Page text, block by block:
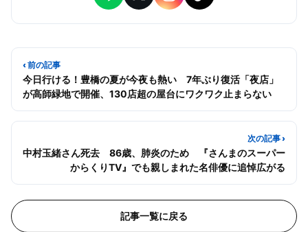
‹ 前の記事
今日行ける！豊橋の夏が今夜も熱い 7年ぶり復活「夜店」
が高師緑地で開催、130店超の屋台にワクワク止まらない
次の記事 ›
中村玉緒さん死去 86歳、肺炎のため 『さんまのスーパー
からくりTV』でも親しまれた名俳優に追悼広がる
記事一覧に戻る